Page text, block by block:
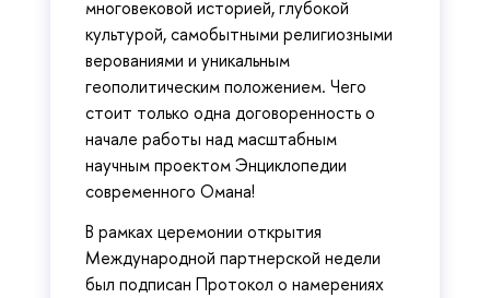
многовековой историей, глубокой
культурой, самобытными религиозными
верованиями и уникальным
геополитическим положением. Чего
стоит только одна договоренность о
начале работы над масштабным
научным проектом Энциклопедии
современного Омана!
В рамках церемонии открытия
Международной партнерской недели
был подписан Протокол о намерениях